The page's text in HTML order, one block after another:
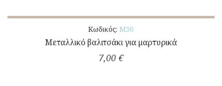
Κωδικός: Μ36
Μεταλλικό βαλιτσάκι για μαρτυρικά
7,00 €